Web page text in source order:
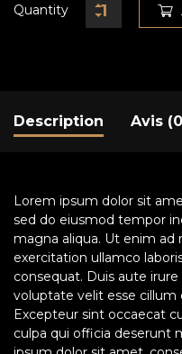
Quantity
Description Avis
Lorem ipsum dolor sit
sed do eiusmod tempor
magna aliqua. Ut enim ad
exercitation ullamco
consequat. Duis aute
voluptate velit esse cillum
Excepteur sint occaecat
culpa qui officia deserunt